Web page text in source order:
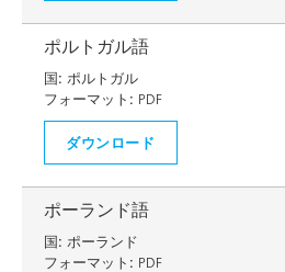
ポルトガル語
国: ポルトガル
フォーマット: PDF
ダウンロード
ポーランド語
国: ポーランド
フォーマット: PDF